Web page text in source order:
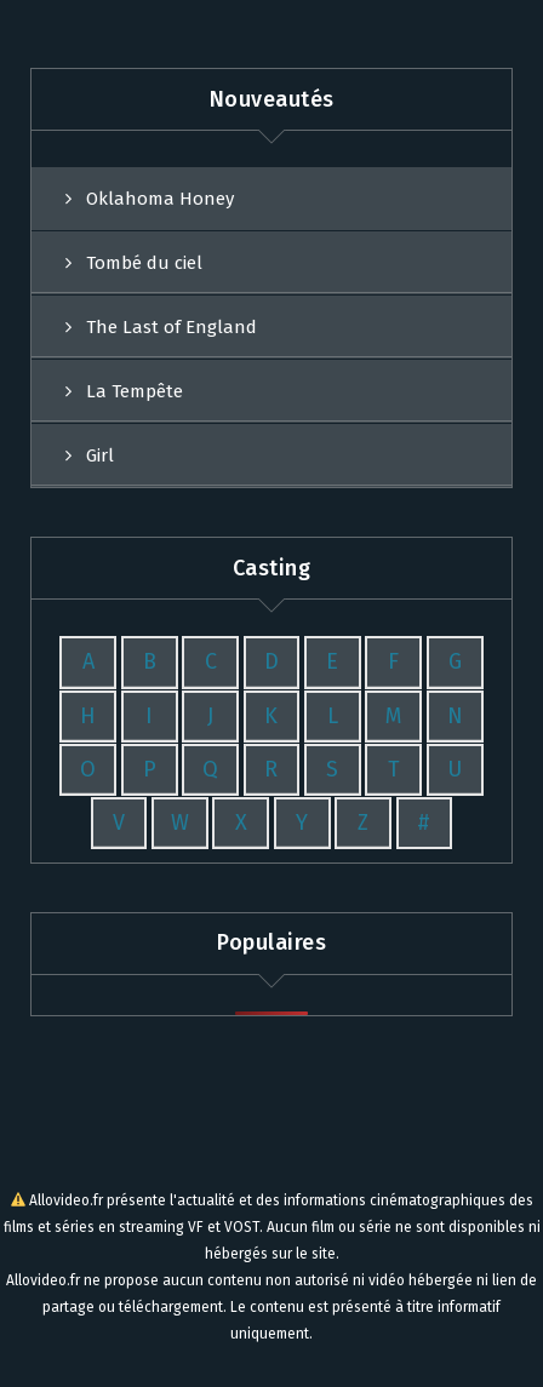
Nouveautés
Oklahoma Honey
Tombé du ciel
The Last of England
La Tempête
Girl
Casting
A B C D E F G
H I J K L M N
O P Q R S T U
V W X Y Z #
Populaires
Allovideo.fr présente l'actualité et des informations cinématographiques des
films et séries en streaming VF et VOST. Aucun film ou série ne sont disponibles ni
hébergés sur le site.
Allovideo.fr ne propose aucun contenu non autorisé ni vidéo hébergée ni lien de
partage ou téléchargement. Le contenu est présenté à titre informatif
uniquement.